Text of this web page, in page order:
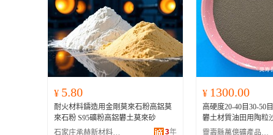
¥ 5.80
耐火材料鑄造用金剛莫來石粉高鋁莫
來石粉 S95礦粉高鋁礬土莫來砂
石家庄承赫新材料科技有限公司
3年
¥ 1300.00
高硬度20-40目30-50
礬土材質油田用陶粒
靈壽縣萬億礦產品有限公司